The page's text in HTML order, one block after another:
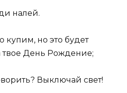
налей.
купим, но это будет
День Рождение;
Выключай свет!